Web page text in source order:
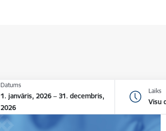
Datums
1. janvāris, 2026 – 31. decembris,
2026
Laiks
Visu